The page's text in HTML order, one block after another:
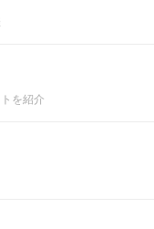
を紹介